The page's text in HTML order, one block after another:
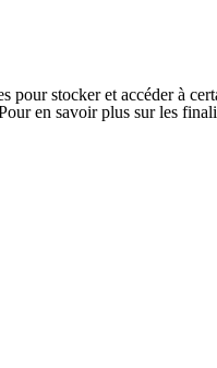
pour stocker et accéder à
en savoir plus sur les